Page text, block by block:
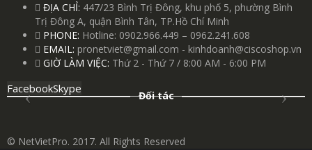
ĐỊA CHỈ: 447/23 Bình Trị Đông, khu phố 5, phường Bình
Trị Đông A, quận Bình Tân, TP.Hồ Chí Minh
PHONE: Hotline: 0902.966.449 – 0962.241.608
EMAIL: pronetviet@gmail.com - kinhdoanh@ciscoshop.vn
GIỜ LÀM VIỆC: Thứ 2 - Thứ 7 / 8:00 AM - 6:00 PM
FacebookSkype
Đối tác
© NetVietPro. 2017. All Rights Reserved